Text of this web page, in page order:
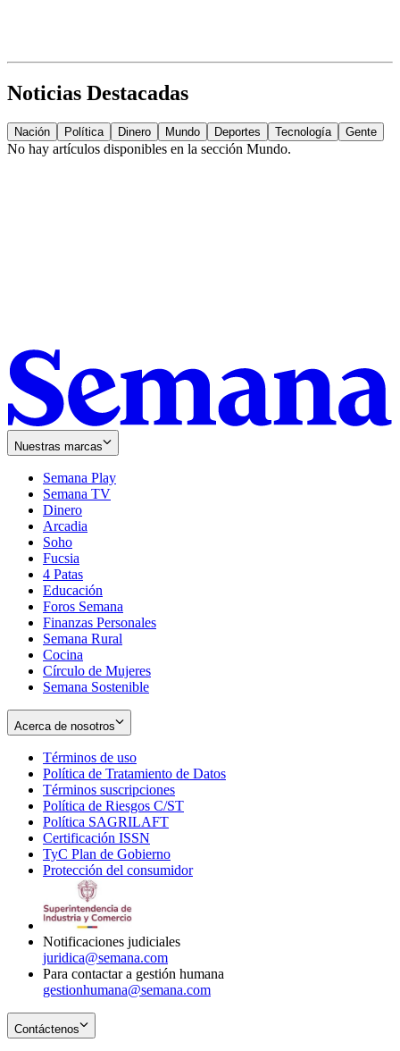
Noticias Destacadas
Nación Política Dinero Mundo Deportes Tecnología Gente
No hay artículos disponibles en la sección Mundo.
Nuestras marcas
Semana Play
Semana TV
Dinero
Arcadia
Soho
in
new
window
Fucsia
in
new
window
4 Patas
Educación
Foros Semana
Finanzas Personales
Semana Rural
Cocina
Círculo de Mujeres
Semana Sostenible
Acerca de nosotros
Términos de uso
in
new
window
Política de Tratamiento de Datos
Términos suscripciones
in
Política de Riesgos C/ST
Política SAGRILAFT
new
window
Certificación ISSN
in
new
TyC Plan de Gobierno
in
Protección del consumidorOpens
Notificaciones judiciales
juridica@semana.com
Para contactar a gestión humana
gestionhumana@semana.com
Contáctenos